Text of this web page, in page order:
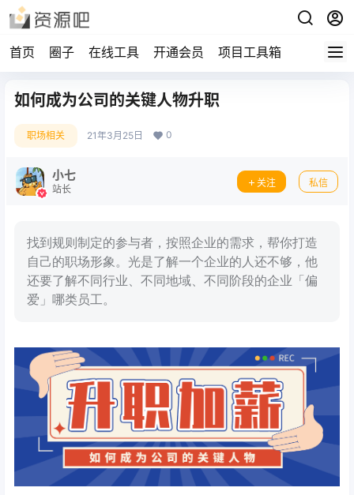
首页 圈子 在线工具 开通会员 项目工具箱
如何成为公司的关键人物升职
职场相关 21年3月25日 0
小七
站长
关注 私信
找到规则制定的参与者，按照企业的需求，帮你打造
自己的职场形象。光是了解一个企业的人还不够，他
还要了解不同行业、不同地域、不同阶段的企业「偏
爱」哪类员工。